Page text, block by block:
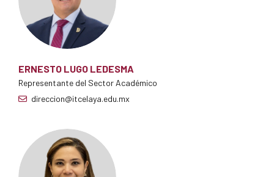
ERNESTO LUGO LEDESMA
Representante del Sector Académico
direccion@itcelaya.edu.mx